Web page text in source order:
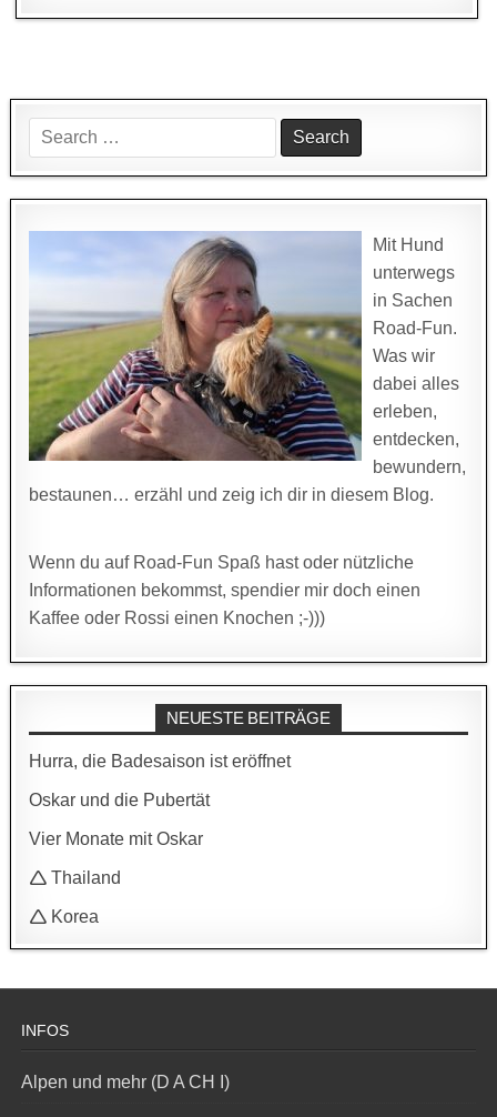
Search
for:
Mit Hund
unterwegs
in Sachen
Road-Fun.
Was wir
dabei alles
erleben,
entdecken,
bewundern,
bestaunen… erzähl und zeig ich dir in diesem Blog.
Wenn du auf Road-Fun Spaß hast oder nützliche
Informationen bekommst, spendier mir doch einen
Kaffee oder Rossi einen Knochen ;-)))
NEUESTE BEITRÄGE
Hurra, die Badesaison ist eröffnet
Oskar und die Pubertät
Vier Monate mit Oskar
🛆 Thailand
🛆 Korea
INFOS
Alpen und mehr (D A CH I)